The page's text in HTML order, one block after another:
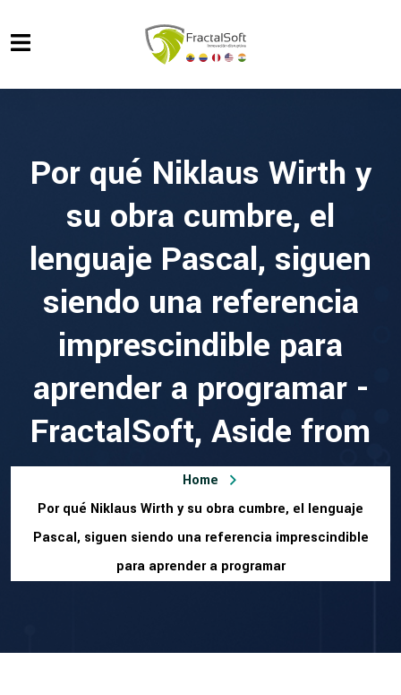
Por qué Niklaus Wirth y
su obra cumbre, el
lenguaje Pascal, siguen
siendo una referencia
imprescindible para
aprender a programar -
FractalSoft, Aside from
Home
Por qué Niklaus Wirth y su obra cumbre, el lenguaje
Pascal, siguen siendo una referencia imprescindible
para aprender a programar